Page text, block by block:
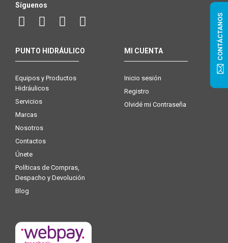
Síguenos
PUNTO HIDRÁULICO
Equipos y Productos
Hidráulicos
Servicios
Marcas
Nosotros
Contactos
Únete
Políticas de Compras,
Despacho y Devolución
Blog
MI CUENTA
Inicio sesión
Registro
Olvidé mi Contraseña
CONTÁCTANOS